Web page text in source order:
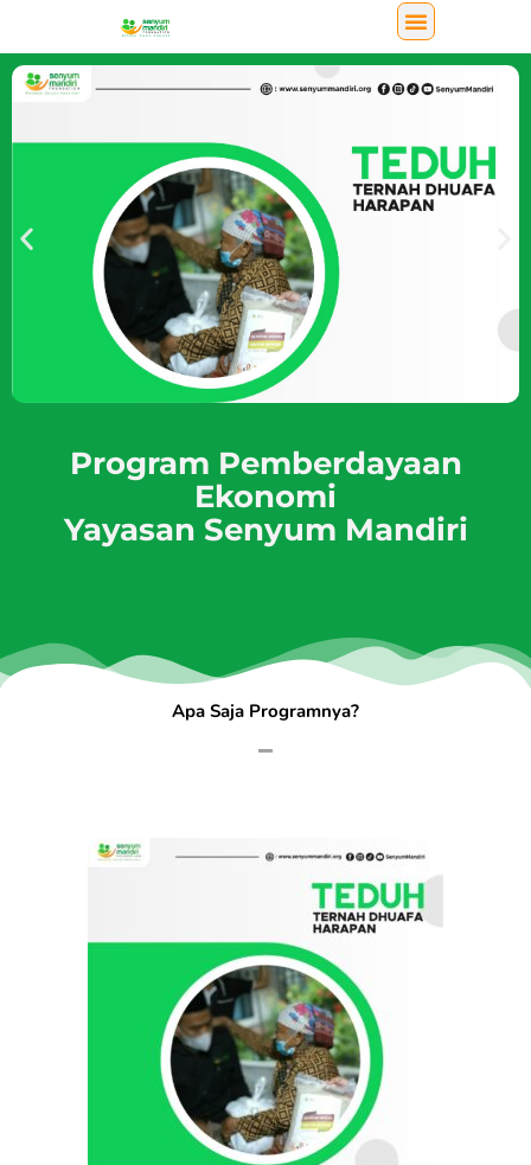
Program Pemberdayaan
Ekonomi
Yayasan Senyum Mandiri
Apa Saja Programnya?